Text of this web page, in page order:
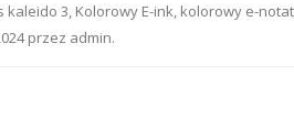
kaleido 3, Kolorowy E-ink, kolorowy e-
przez admin.